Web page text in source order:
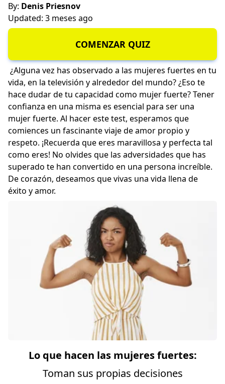
By: Denis Priesnov
Updated: 3 meses ago
COMENZAR QUIZ
¿Alguna vez has observado a las mujeres fuertes en tu
vida, en la televisión y alrededor del mundo? ¿Eso te
hace dudar de tu capacidad como mujer fuerte? Tener
confianza en una misma es esencial para ser una
mujer fuerte. Al hacer este test, esperamos que
comiences un fascinante viaje de amor propio y
respeto. ¡Recuerda que eres maravillosa y perfecta tal
como eres! No olvides que las adversidades que has
superado te han convertido en una persona increíble.
De corazón, deseamos que vivas una vida llena de
éxito y amor.
Lo que hacen las mujeres fuertes:
Toman sus propias decisiones